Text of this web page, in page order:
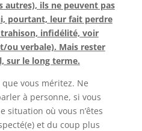
autres), ils ne peuvent pas
pourtant, leur fait perdre
infidélité, voir
ou verbale). Mais rester
sur le long terme.
vous méritez. Ne
à personne, si vous
situation où vous n’êtes
et du coup plus